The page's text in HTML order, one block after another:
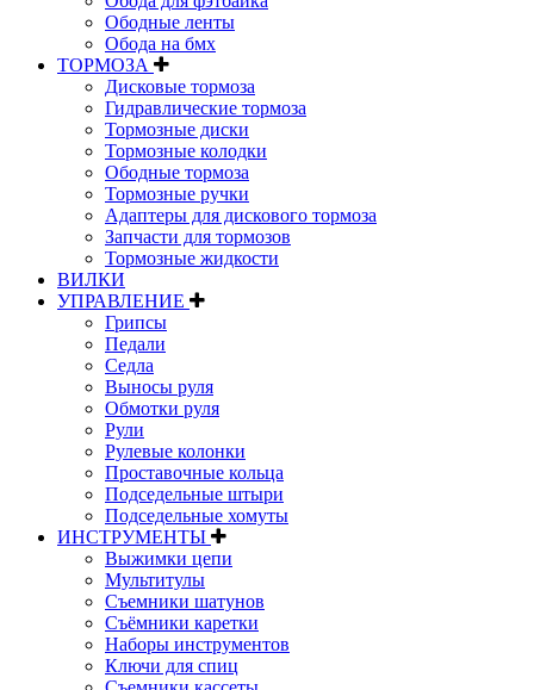
Ободные ленты
Обода на бмх
ТОРМОЗА
Дисковые тормоза
Гидравлические тормоза
Тормозные диски
Тормозные колодки
Ободные тормоза
Тормозные ручки
Адаптеры для дискового тормоза
Запчасти для тормозов
Тормозные жидкости
ВИЛКИ
УПРАВЛЕНИЕ
Грипсы
Педали
Седла
Выносы руля
Обмотки руля
Рули
Рулевые колонки
Проставочные кольца
Подседельные штыри
Подседельные хомуты
ИНСТРУМЕНТЫ
Выжимки цепи
Мультитулы
Съемники шатунов
Съёмники каретки
Наборы инструментов
Ключи для спиц